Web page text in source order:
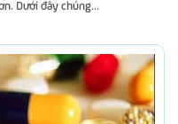
Dưới đây chúng...